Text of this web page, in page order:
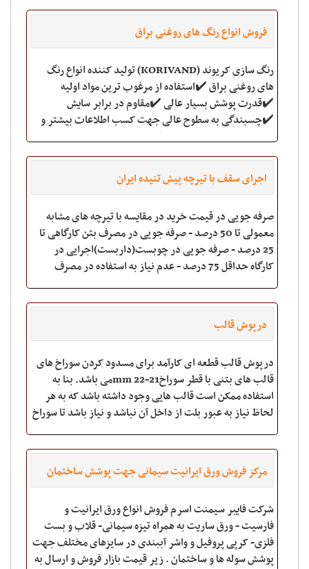
فروش انواع رنگ های روغنی براق
رنگ سازی کریوند (KORIVAND) تولید کننده انواع رنگ
های روغنی براق ✔️استفاده از مرغوب ترین مواد اولیه
✔️قدرت پوشش بسیار عالی ✔️مقاوم در برابر سایش
✔️چسبندگی به سطوح عالی جهت کسب اطلاعات بیشتر و
خرید محصولات با ما تماس بگیرید:
اجرای سقف با تیرچه پیش تنیده ایران
صرفه جویی در قیمت خرید در مقایسه با تیرچه های مشابه
معمولی تا 50 درصد - صرفه جویی در مصرف بتن کارگاهی تا
25 درصد - صرفه جویی در چوبست(داربست)اجرایی در
کارگاه حداقل 75 درصد - عدم نیاز به استفاده در مصرف
میلگردهای ممان منفی(به علت محاسبه تیرچه ها
درپوش قالب
درپوش قالب قطعه ای کارآمد برای مسدود کردن سوراخ های
قالب های بتنی با قطر سوراخ21-22 mmمی باشد. بنا به
استفاده ممکن است قالب هایی وجود داشته باشد که به هر
لحاظ نیاز به عبور بلت از داخل آن نباشد و نیاز باشد تا سوراخ
آن مسدود شود. درپوش قالب قطعه ای ا
مرکز فروش ورق ایرانیت سیمانی جهت پوشش ساختمان
شرکت فایبر سیمنت اسرم فروش انواع ورق ایرانیت و
فارسیت - ورق ساریت به همراه تیزه سیمانی- قلاب و بست
فلزی- کرپی پروفیل و واشر آببندی در سایزهای مختلف جهت
پوشش سوله ها و ساختمان . زیر قیمت بازار فروش و ارسال به